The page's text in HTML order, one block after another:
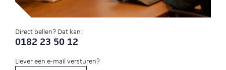
Direct bellen? Dat kan:
0182 23 50 12
Liever een e-mail versturen?